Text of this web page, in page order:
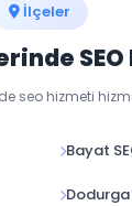
İlçeler
seo hizmeti
Bayat
Dodurga